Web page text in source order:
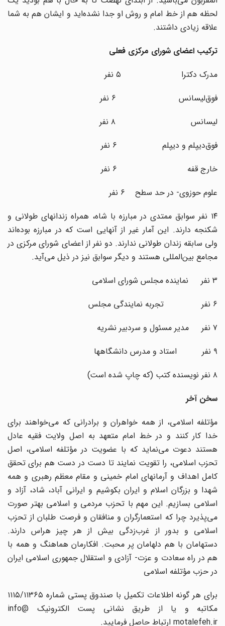
لحظه هم از خط امام و روش او جدا نشده‌اید و ایشان هم به شما
علاقه زیادی داشتند.
ترکیب اعضای شورای مرکزی فعلی
مدرک دکترا ۵ نفر
فوق‌لیسانس ۶ نفر
لیسانس ۸ نفر
فوق‌دیپلم و دیپلم ۶ نفر
خارج قفه ۶ نفر
علوم حوزوی- در حد سطح ۶ نفر
۱۴ نفر سوابق ممتدی در مبارزه با شاه، همراه زندانهای طولانی و
شکنجه دارند. این آمار غیر از آنهایی است که در مبارزه بوده‌اند
ولی سابقه زندان طولانی ندارند. دو نفر از اعضای شورای مرکزی در
مجامع بین‌المللی هستند و دیگر سوابق نیز در ذیل می‌آید.
سخن آخر
مؤتلفه اسلامی، از همه خواهران و برادرانی که می‌خواهند برای
خدا کار کنند و در خط امام متعهد به اصل ولایت فقیه عادل
هستند دعوت می‌نماید که با عضویت در مؤتلفه اسلامی، اصل
تحزب اسلامی، را تقویت نمایند تا دست در دست هم برای تحقق
کامل اهداف و آرمانهای امام خمینی و مقام معظم رهبری و همه
شهدا و بزرگان اسلام و ایران بکوشیم و ایرانی آباد، شاد، آزاد و
اسلامی بسازیم. این مهم با تحزب مردمی و اسلامی بهتر صورت
می‌پذیرد چرا که استعمارگران و منافقان و فرصت طلبان از تحزب
اسلامی و بدور از غرب‌زدگی بیش از هر چیز هراس دارند.
دستهامان با هم دلهامان پر محبت. افکارمان هماهنگ و همه با
هم در راه سعادت و عزت- آزادی و استقلال جمهوری اسلامی ایران
در حزب مؤتلفه اسلامی
برای هر گونه اطلاعات تکمیل با صندوق پستی شماره ۱۱۱۵/۱۱۳۶۵
مکاتبه و یا از طریق نشانی پست الکترونیک ‌info@
motalefeh.ir ارتباط حاصل فرمایید.